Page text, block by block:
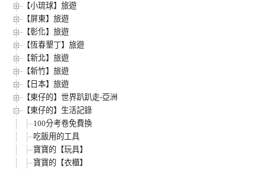
【小琉球】旅遊
【屏東】旅遊
【彰化】旅遊
【恆春墾丁】旅遊
【新北】旅遊
【新竹】旅遊
【日本】旅遊
【東仔的】世界趴趴走-亞洲
【東仔的】生活記錄
100分考卷免費換
吃飯用的工具
寶寶的【玩具】
寶寶的【衣櫃】